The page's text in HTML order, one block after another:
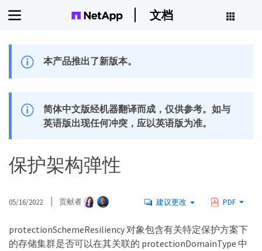
文档
本产品推出了新版本。
简体中文版经机器翻译而成，仅供参考。如与
英语版出现任何冲突，应以英语版为准。
保护架构弹性
05/16/2022 贡献者 建议更改 PDF
protectionSchemeResiliency 对象包含有关特定保护方案下
的存储集群是否可以在其关联的 protectionDomainType 中